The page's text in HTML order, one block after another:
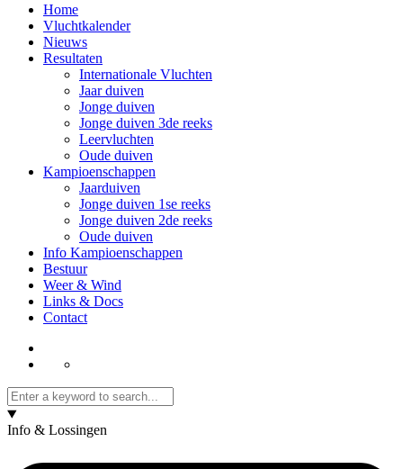
Home
Vluchtkalender
Nieuws
Resultaten
Internationale Vluchten
Jaar duiven
Jonge duiven
Jonge duiven 3de reeks
Leervluchten
Oude duiven
Kampioenschappen
Jaarduiven
Jonge duiven 1se reeks
Jonge duiven 2de reeks
Oude duiven
Info Kampioenschappen
Bestuur
Weer & Wind
Links & Docs
Contact
Info & Lossingen